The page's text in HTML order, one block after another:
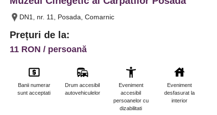
DN1, nr. 11, Posada, Comarnic
Prețuri de la:
11 RON / persoană
Banii numerar
sunt acceptati
Drum accesibil
autovehiculelor
Eveniment
accesibil
persoanelor cu
dizabilitati
Eveniment
desfasurat la
interior